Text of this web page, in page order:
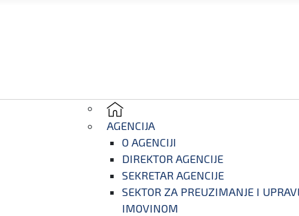
AGENCIJA
O AGENCIJI
DIREKTOR AGENCIJE
SEKRETAR AGENCIJE
SEKTOR ZA PREUZIMANJE I
IMOVINOM